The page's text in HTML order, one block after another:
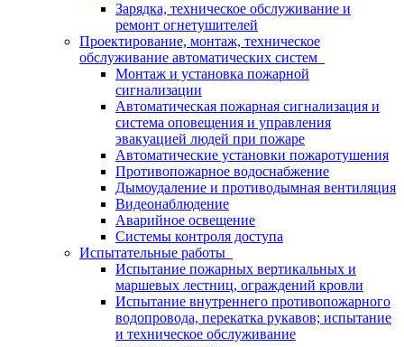
Зарядка, техническое обслуживание и
ремонт огнетушителей
Проектирование, монтаж, техническое
обслуживание автоматических систем
Монтаж и установка пожарной
сигнализации
Автоматическая пожарная сигнализация и
система оповещения и управления
эвакуацией людей при пожаре
Автоматические установки пожаротушения
Противопожарное водоснабжение
Дымоудаление и противодымная вентиляция
Видеонаблюдение
Аварийное освещение
Системы контроля доступа
Испытательные работы
Испытание пожарных вертикальных и
маршевых лестниц, ограждений кровли
Испытание внутреннего противопожарного
водопровода, перекатка рукавов; испытание
и техническое обслуживание